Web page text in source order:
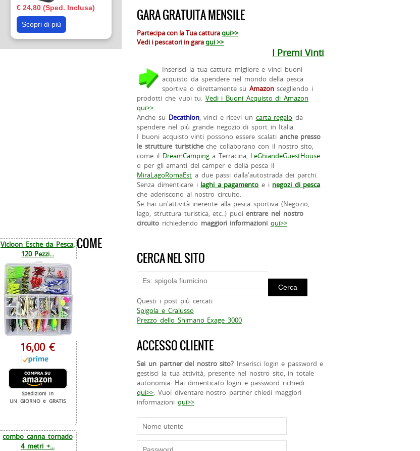
€ 24,80 (Sped. Inclusa)
Scopri di più
Vicloon Esche da Pesca,
120 Pezzi...
16,00 €
Spedizioni in
UN GIORNO e GRATIS
combo canna tornado
4 metri +...
COME
GARA GRATUITA MENSILE
Partecipa con la Tua catturaqui>>
Vedi i pescatori in garaqui >>
I Premi Vinti
Inserisci la tua cattura migliore e vinci buoni
acquisto da spendere nel mondo della pesca
sportiva o direttamente su Amazonscegliendo i
prodotti che vuoi tu. Vedi i Buoni Acquisto di Amazon
qui>>.
Anche su Decathlon, vinci e ricevi un carta regalo da
spendere nel più grande negozio di sport in Italia.
I buoni acquisto vinti possono essere scalati anche presso
le strutture turisticheche collaborano con il nostro sito,
come il DreamCampinga Terracina, LeGhiandeGuestHouse
o per gli amanti del camper e della pesca il
MiraLagoRomaEst a due passi dalla'autostrada dei parchi.
Senza dimenticare i laghi a pagamento e i negozi di pesca
che aderiscono al nostro circuito.
Se hai un'attività inerente alla pesca sportiva (Negozio,
lago, struttura turistica, etc..) puoientrare nel nostro
circuito richiedendo maggiori informazioni qui>>
CERCA NEL SITO
Questi i post più cercati
Spigola e Cralusso
Prezzo dello Shimano Exage 3000
ACCESSO CLIENTE
Sei un partner del nostro sito? Inserisci login e password e
gestisci la tua attività, presente nel nostro sito, in totale
autonomia. Hai dimenticato login e password richiedi
qui>>. Vuoi diventare nostro partner chiedi maggiori
informazioniqui>>